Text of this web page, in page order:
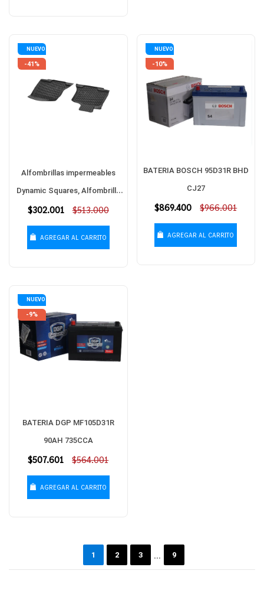
NUEVO
-41%
Alfombrillas impermeables
Dynamic Squares, Alfombrilla
para conductor/del
acompañante, 2 piezas C200
Precio
$302.001 $513.000
AGREGAR AL CARRITO
NUEVO
-10%
BATERIA BOSCH 95D31R BHD
CJ27
Precio
$869.400 $966.001
AGREGAR AL CARRITO
NUEVO
-9%
BATERIA DGP MF105D31R
90AH 735CCA
Precio
$507.601 $564.001
AGREGAR AL CARRITO
1 2 3 … 9